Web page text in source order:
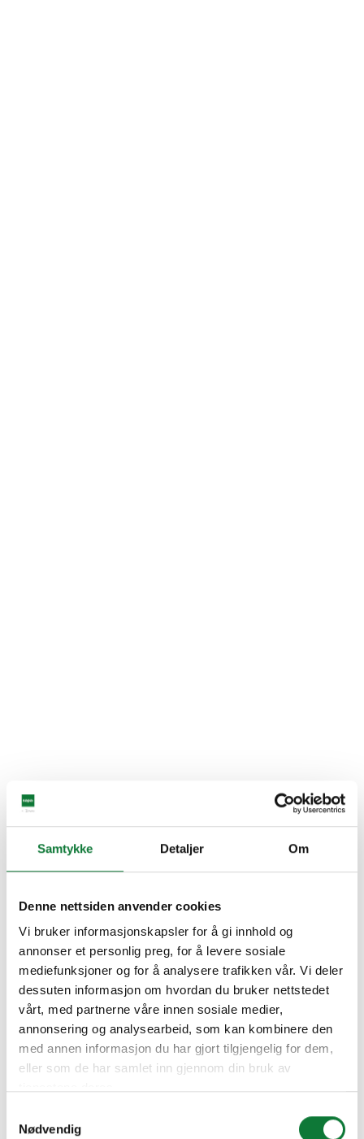
Samtykke Detaljer Om
Denne nettsiden anvender cookies
Vi bruker informasjonskapsler for å gi innhold og
annonser et personlig preg, for å levere sosiale
mediefunksjoner og for å analysere trafikken vår. Vi deler
dessuten informasjon om hvordan du bruker nettstedet
vårt, med partnerne våre innen sosiale medier,
annonsering og analysearbeid, som kan kombinere den
med annen informasjon du har gjort tilgjengelig for dem,
eller som de har samlet inn gjennom din bruk av
Nødvendig